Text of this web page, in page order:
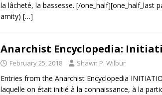
la lâcheté, la bassesse. [/one_half][one_half_last
amity) […]
Anarchist Encyclopedia:
February 25, 2018 Shawn P. Wilbur
Entries from the Anarchist Encyclopedia
laquelle on était initié à la connaissance, à la